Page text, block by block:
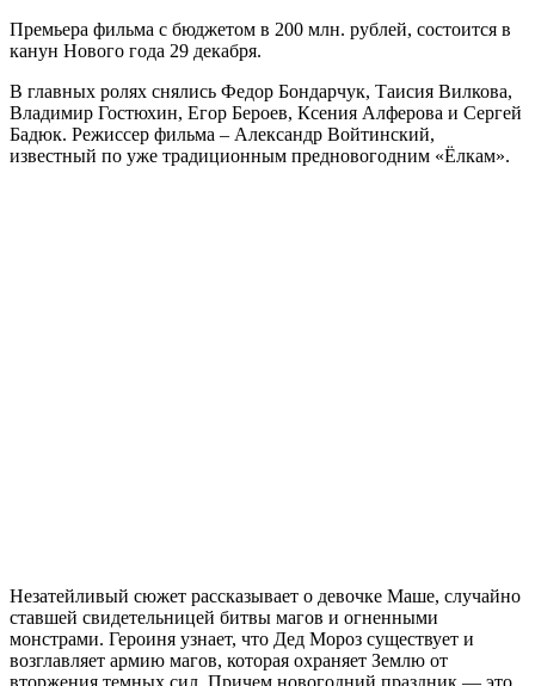
Премьера фильма с бюджетом в 200 млн. рублей, состоится в
канун Нового года 29 декабря.
В главных ролях снялись Федор Бондарчук, Таисия Вилкова,
Владимир Гостюхин, Егор Бероев, Ксения Алферова и Сергей
Бадюк. Режиссер фильма – Александр Войтинский,
известный по уже традиционным предновогодним «Ёлкам».
Незатейливый сюжет рассказывает о девочке Маше, случайно
ставшей свидетельницей битвы магов и огненными
монстрами. Героиня узнает, что Дед Мороз существует и
возглавляет армию магов, которая охраняет Землю от
вторжения темных сил. Причем новогодний праздник — это